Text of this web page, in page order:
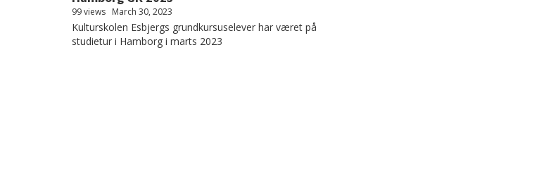
99 views March 30, 2023
Kulturskolen Esbjergs grundkursuselever har været på
studietur i Hamborg i marts 2023